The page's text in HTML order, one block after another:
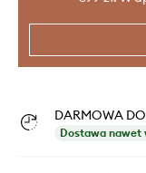
DARMOWA
Dostawa nawet